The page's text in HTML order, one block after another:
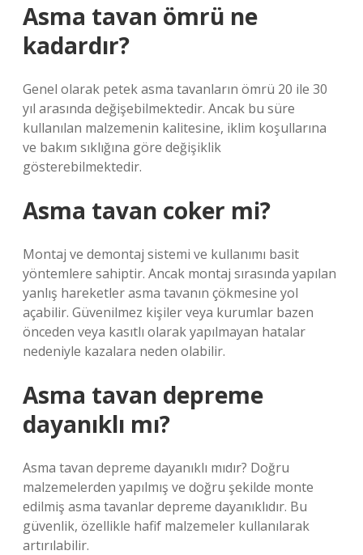
Asma tavan ömrü ne
kadardır?
Genel olarak petek asma tavanların ömrü 20 ile 30
yıl arasında değişebilmektedir. Ancak bu süre
kullanılan malzemenin kalitesine, iklim koşullarına
ve bakım sıklığına göre değişiklik
gösterebilmektedir.
Asma tavan coker mi?
Montaj ve demontaj sistemi ve kullanımı basit
yöntemlere sahiptir. Ancak montaj sırasında yapılan
yanlış hareketler asma tavanın çökmesine yol
açabilir. Güvenilmez kişiler veya kurumlar bazen
önceden veya kasıtlı olarak yapılmayan hatalar
nedeniyle kazalara neden olabilir.
Asma tavan depreme
dayanıklı mı?
Asma tavan depreme dayanıklı mıdır? Doğru
malzemelerden yapılmış ve doğru şekilde monte
edilmiş asma tavanlar depreme dayanıklıdır. Bu
güvenlik, özellikle hafif malzemeler kullanılarak
artırılabilir.